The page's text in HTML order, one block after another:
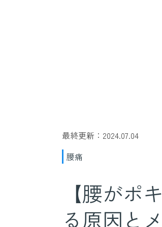
最終更新：2024.07.04
腰痛
【腰がポ
る原因と